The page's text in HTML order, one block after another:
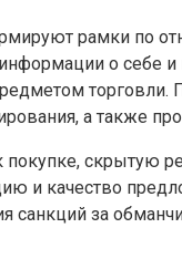
рамки по
о
а также
покупке,
и качество
санкций за